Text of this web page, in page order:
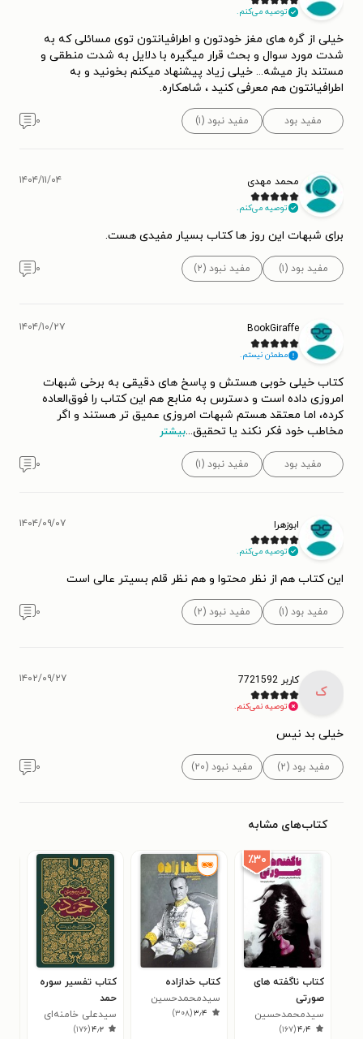
توصیه می‌کنم.
خیلی از گره های مغز خودتون و اطرافیانتون توی مسائلی که به
شدت مورد سوال و بحث قرار میگیره با دلایل به شدت منطقی و
مستند باز میشه... خیلی زیاد پیشنهاد میکنم بخونید و به
اطرافیانتون هم معرفی کنید ، شاهکاره.
مفید بود مفید نبود (۱) ۰
محمد مهدی
توصیه می‌کنم.
۱۴۰۴/۱۱/۰۴
برای شبهات این روز ها کتاب بسیار مفیدی هست.
مفید بود (۱) مفید نبود (۲) ۰
BookGiraffe
مطمئن نیستم.
۱۴۰۴/۱۰/۲۷
کتاب خیلی خوبی هستش و پاسخ های دقیقی به برخی شبهات
امروزی داده است و دسترس به منابع هم این کتاب را فوق‌العاده
کرده، اما معتقد هستم شبهات امروزی عمیق تر هستند و اگر
مخاطب خود فکر نکند یا تحقیق...بیشتر
مفید بود مفید نبود (۱) ۰
ابوزهرا
توصیه می‌کنم.
۱۴۰۴/۰۹/۰۷
این کتاب هم از نظر محتوا و هم نظر قلم بسیتر عالی است
مفید بود (۱) مفید نبود (۲) ۰
ک
کاربر 7721592
توصیه نمی‌کنم.
۱۴۰۲/۰۹/۲۷
خیلی بد نیس
مفید بود (۲) مفید نبود (۲۰) ۰
کتاب‌های مشابه
٪۳۰
کتاب ناگفته های
صورتی
سیدمحمدحسین
راجی۴٫۴(۱۶۷)
کتاب خدازاده
سیدمحمدحسین
راجی۳٫۴(۳۰۸)
کتاب تفسیر سوره
حمد
سید‌علی خامنه‌ای
۴٫۲(۱۷۶)